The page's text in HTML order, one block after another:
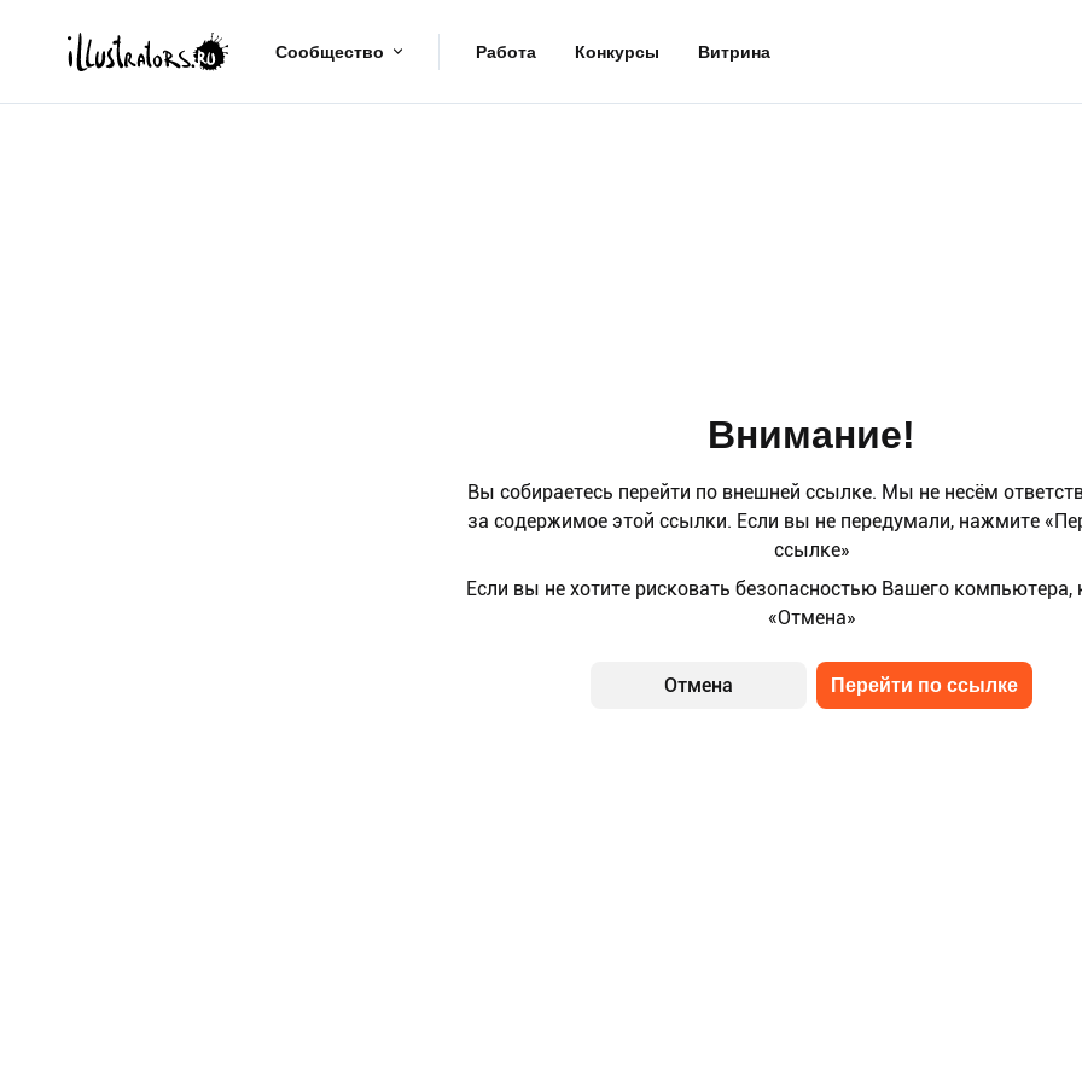
Сообщество Работа Конкурсы Витрина
Внимание!
Вы собираетесь перейти по внешней ссылке. Мы не несём
за содержимое этой ссылки. Если вы не передумали, нажмите
ссылке»
Если вы не хотите рисковать безопасностью Вашего компьютера,
«Отмена»
Отмена Перейти по ссылке